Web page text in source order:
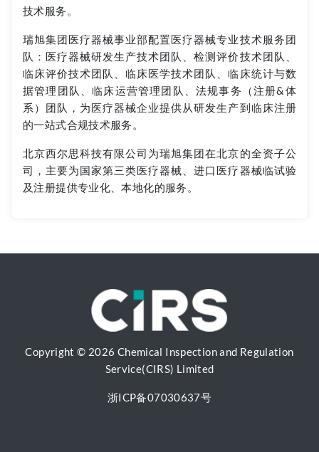
技术服务。
瑞旭集团医疗器械事业部配置医疗器械专业技术服务团
队：医疗器械研发生产技术团队、检测评价技术团队、
临床评价技术团队、临床医学技术团队、临床统计与数
据管理团队、临床运营管理团队、法规事务（注册&体
系）团队，为医疗器械企业提供从研发生产到临床注册
的一站式合规技术服务。
北京西尔思科技有限公司为瑞旭集团在北京的全资子公
司，主要为国家第三类医疗器械、进口医疗器械临试验
及注册提供专业化、本地化的服务。
Copyright © 2026 Chemical Inspection and Regulation
Service(CIRS) Limited
浙ICP备07030637号